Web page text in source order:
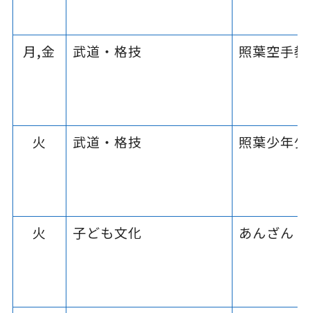
月,金 武道・格技 照葉空手
火 武道・格技 照葉少年
火 子ども文化 あんざん